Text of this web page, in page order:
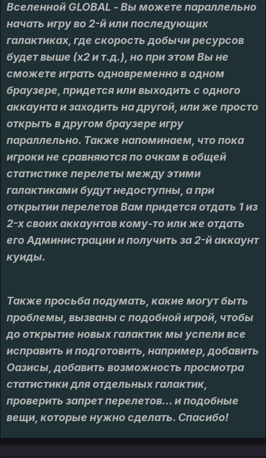
Вселенной GLOBAL - Вы можете параллельно
начать игру во 2-й или последующих
галактиках, где скорость добычи ресурсов
будет выше (х2 и т.д.), но при этом Вы не
сможете играть одновременно в одном
браузере, придется или выходить с одного
аккаунта и заходить на другой, или же просто
открыть в другом браузере игру
параллельно. Также напоминаем, что пока
игроки не сравняются по очкам в общей
статистике перелеты между этими
галактиками будут недоступны, а при
открытии перелетов Вам придется отдать 1 из
2-х своих аккаунтов кому-то или же отдать
его Администрации и получить за 2-й аккаунт
куиды.
Также просьба подумать, какие могут быть
проблемы, вызваны с подобной игрой, чтобы
до открытие новых галактик мы успели все
исправить и подготовить, например, добавить
Оазисы, добавить возможность просмотра
статистики для отдельных галактик,
проверить запрет перелетов... и подобные
вещи, которые нужно сделать. Спасибо!